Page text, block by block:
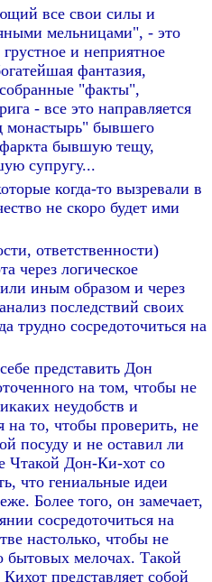
все свои силы и
мельницами", - это
грустное и неприятное
фантазия,
"факты",
- все это направляется
монастырь" бывшего
бывшую тещу,
супругу...
когда-то вызревали в
не скоро будет ими
ответственности)
через логическое
иным образом и через
последствий своих
трудно сосредоточиться на
представить Дон
на том, чтобы не
неудобств и
на то, чтобы проверить, не
посуду и не оставил ли
Чтакой Дон-Ки-хот со
что гениальные идеи
Более того, он замечает,
сосредоточиться на
настолько, чтобы не
мелочах. Такой
представляет собой